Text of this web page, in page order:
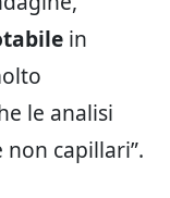
in
le analisi
capillari”.